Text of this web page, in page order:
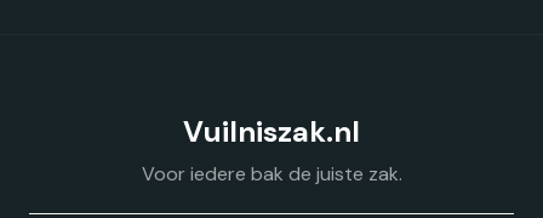
Vuilniszak.nl
Voor iedere bak de juiste zak.